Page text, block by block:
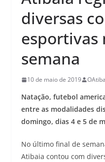
diversas
esportivas
semana
10 de maio de 2019
Natação, futebol
entre as modalidades
domingo, dias 4 e 5 de
No último final de
Atibaia contou com